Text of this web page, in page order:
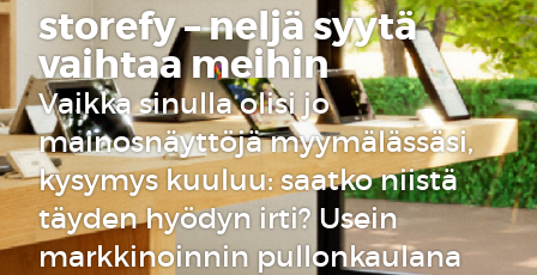
storefy – neljä syytä
vaihtaa meihin
Vaikka sinulla olisi jo
mainosnäyttöjä myymälässäsi,
kysymys kuuluu: saatko niistä
täyden hyödyn irti? Usein
markkinoinnin pullonkaulana